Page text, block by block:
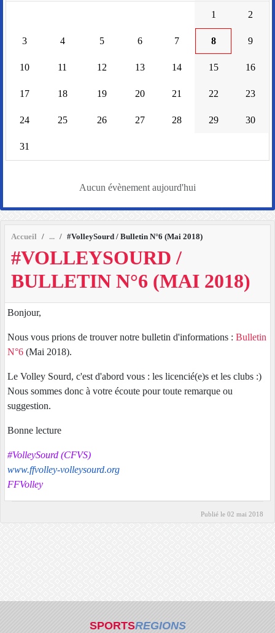
Accueil #VolleySourd / Bulletin N°6 (Mai 2018)
#VOLLEYSOURD /
BULLETIN N°6 (MAI 2018)
Bonjour,
Nous vous prions de trouver notre bulletin d'informations : Bulletin
N°6 (Mai 2018).
Le Volley Sourd, c'est d'abord vous : les licencié(e)s et les clubs :)
Nous sommes donc à votre écoute pour toute remarque ou
suggestion.
Bonne lecture
#VolleySourd (CFVS)
www.ffvolley-volleysourd.org
FFVolley
Publié le 02 mai 2018
1 2
3 4 5 6 7 8 9
10 11 12 13 14 15 16
17 18 19 20 21 22 23
24 25 26 27 28 29 30
31
Aucun évènement aujourd'hui
SPORTSREGIONS